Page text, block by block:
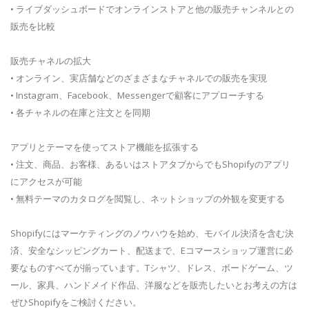
• ライブダッシュボードでオンラインストアと他の販売チャンネルとの
販売を比較
販売チャネルの拡大
• オンライン、実店舗などのざまざまなチャネルでの販売を実現
• Instagram、Facebook、Messengerで顧客にアプローチする
• 各チャネルの在庫と注文とを同期
アプリとテーマを使ってストア機能を拡張する
• 注文、商品、お客様、あるいはストアタブからでもShopifyのアプリ
にアクセスが可能
• 無料テーマのカタログを閲覧し、ネットショップの外観を変更する
Shopifyにはマーケティングのノウハウを始め、モバイル決済を含む決
済、安全なシッピングカート、配送まで、Eコマースショップ運営に必
要なものすべてが揃っています。Tシャツ、ドレス、ボードゲーム、ツ
ール、家具、ハンドメイド作品、洋服などを販売したいとお考えの方は
ぜひShopifyをご検討ください。